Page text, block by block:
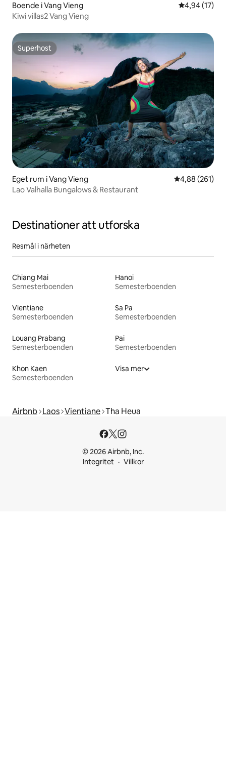
Boende i Vang Vieng 4,94 av 5 i
4,94 (17)
Kiwi villas2 Vang Vieng
Superhost
Superhost
Eget rum i Vang Vieng 4,88 av 5 i
4,88 (261)
Lao Valhalla Bungalows & Restaurant
Destinationer att utforska
Resmål i närheten
Chiang Mai
Semesterboenden
Hanoi
Semesterboenden
Vientiane
Semesterboenden
Sa Pa
Semesterboenden
Louang Prabang
Semesterboenden
Pai
Semesterboenden
Khon Kaen
Semesterboenden
Visa mer
Airbnb Laos Vientiane Tha Heua
© 2026 Airbnb, Inc.
Integritet
Villkor